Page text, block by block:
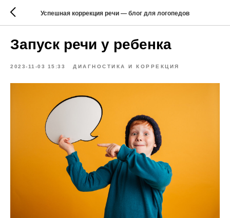
Успешная коррекция речи — блог для логопедов
Запуск речи у ребенка
2023-11-03 15:33 ДИАГНОСТИКА И КОРРЕКЦИЯ